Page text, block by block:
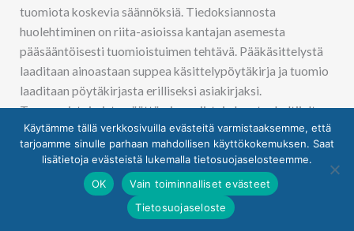
tuomiota koskevia säännöksiä. Tiedoksiannosta
huolehtiminen on riita-asioissa kantajan asemesta
pääsääntöisesti tuomioistuimen tehtävä. Pääkäsittelystä
laaditaan ainoastaan suppea käsittelypöytäkirja ja tuomio
laaditaan pöytäkirjasta erilliseksi asiakirjaksi.
Turvaamistoimista päättäminen siirtyi ulosotonhaltijalta
tuomioistuimelle.
Alioikeusuudistukseen liittyvien lakien voimaanpanosta
joulukuussa 1992 annetun lain (1417/921) mukaan
alioikeuksien yhtenäistäminen ja riita-asioiden
Käytämme tällä verkkosivuilla evästeitä varmistaaksemme, että
tarjoamme sinulle parhaan mahdollisen käyttökokemuksen. Saat
lisätietoja evästeistä lukemalla tietosuojaselosteemme.
OK
Vain toiminnalliset evästeet
Tietosuojaseloste